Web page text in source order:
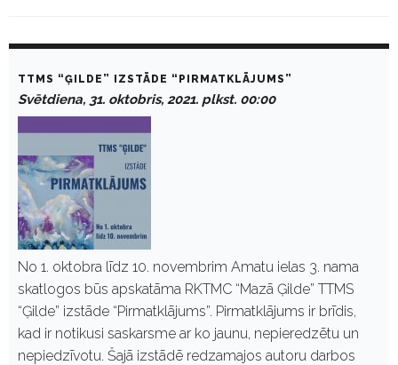
o
O
o
b
0
TTMS “ĢILDE” IZSTĀDE “PIRMATKLĀJUMS”
Svētdiena, 31. oktobris, 2021. plkst. 00:00
No 1. oktobra līdz 10. novembrim Amatu ielas 3. nama
skatlogos būs apskatāma RKTMC “Mazā Ģilde” TTMS
“Ģilde” izstāde “Pirmatklājums”. Pirmatklājums ir brīdis,
kad ir notikusi saskarsme ar ko jaunu, nepieredzētu un
nepiedzīvotu. Šajā izstādē redzamajos autoru darbos